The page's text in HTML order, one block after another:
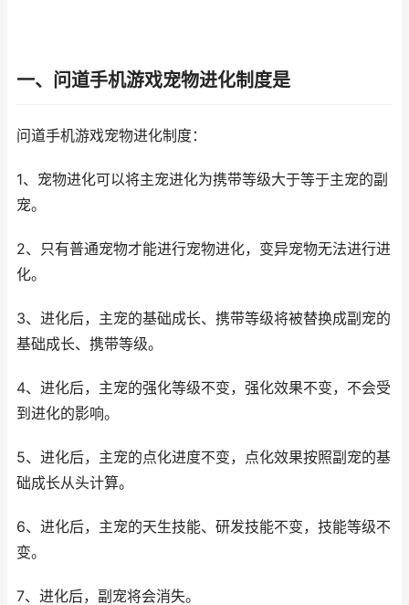
一、问道手机游戏宠物进化制度是
问道手机游戏宠物进化制度：
1、宠物进化可以将主宠进化为携带等级大于等于主宠的副
宠。
2、只有普通宠物才能进行宠物进化，变异宠物无法进行进
化。
3、进化后，主宠的基础成长、携带等级将被替换成副宠的
基础成长、携带等级。
4、进化后，主宠的强化等级不变，强化效果不变，不会受
到进化的影响。
5、进化后，主宠的点化进度不变，点化效果按照副宠的基
础成长从头计算。
6、进化后，主宠的天生技能、研发技能不变，技能等级不
变。
7、进化后，副宠将会消失。